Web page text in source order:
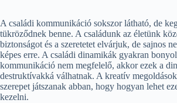
A családi kommunikáció sokszor látható, de
tükröződnek benne. A családunk az életünk
biztonságot és a szeretetet elvárjuk, de sajnos
képes erre. A családi dinamikák gyakran
kommunikáció nem megfelelő, akkor ezek a
destruktívakká válhatnak. A kreatív
szerepet játszanak abban, hogy hogyan lehet
kezelni.